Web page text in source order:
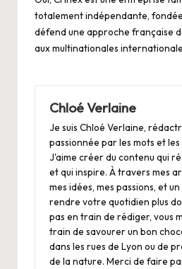
totalement indépendante, fondée
défend une approche française
aux multinationales
Chloé Verlaine
Je suis Chloé Verlaine,
passionnée par les mots et
J'aime créer du contenu qui
et qui inspire. À travers mes
mes idées, mes passions, et
rendre votre quotidien plus
pas en train de rédiger, vous
train de savourer un bon
dans les rues de Lyon ou de
de la nature. Merci de faire